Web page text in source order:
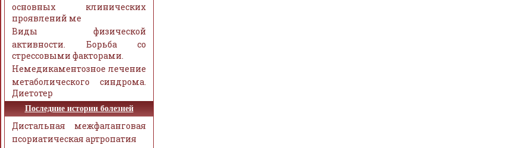
основных клинических
проявлений ме
Виды физической
активности. Борьба со
стрессовыми факторами.
Немедикаментозное лечение
метаболического синдрома.
Диетотер
Последние истории болезней
Дистальная межфаланговая
псориатическая артропатия